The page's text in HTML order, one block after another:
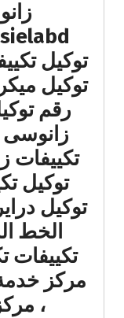
توكيل
رقم
زانوسى
تكييفات
توكيل
توكيل
الخط
تكييفات
مركز
،